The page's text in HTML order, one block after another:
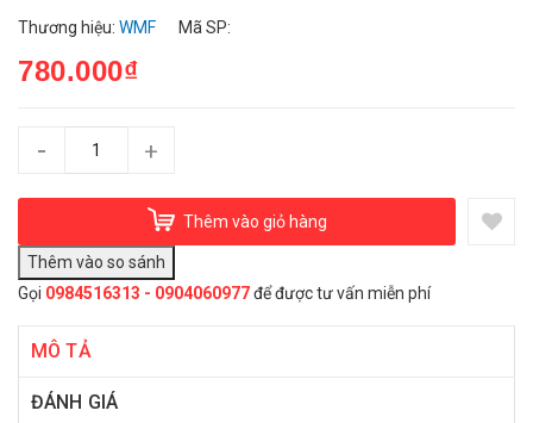
Thương hiệu: WMF Mã SP:
780.000₫
- +
Thêm vào giỏ hàng
Gọi 0984516313 - 0904060977để được tư vấn miễn phí
MÔ TẢ
ĐÁNH GIÁ